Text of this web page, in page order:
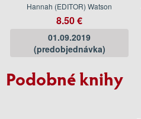
Hannah (EDITOR) Watson
8.50 €
01.09.2019
(predobjednávka)
Podobné knihy